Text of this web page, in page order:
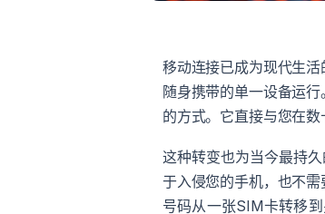
移动连接已成为现代生
随身携带的单一设备运
的方式。它直接与您在数
这种转变也为当今最持
于入侵您的手机，也不
号码从一张SIM卡转移